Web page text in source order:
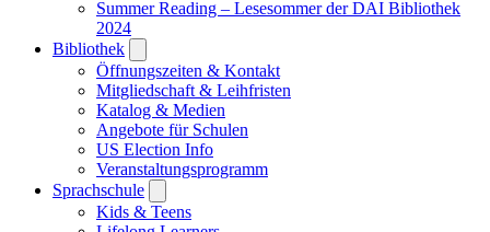
Summer Reading – Lesesommer der DAI Bibliothek
2024
Bibliothek
submenu
Öffnungszeiten & Kontakt
Mitgliedschaft & Leihfristen
Katalog & Medien
Angebote für Schulen
US Election Info
Veranstaltungsprogramm
Sprachschule
submenu
Kids & Teens